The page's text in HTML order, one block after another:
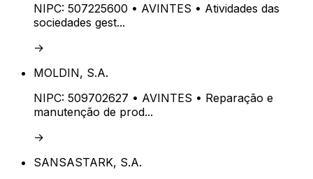
NIPC: 507225600 • AVINTES • Atividades das
sociedades gest...
→
MOLDIN, S.A.
NIPC: 509702627 • AVINTES • Reparação e
manutenção de prod...
→
SANSASTARK, S.A.